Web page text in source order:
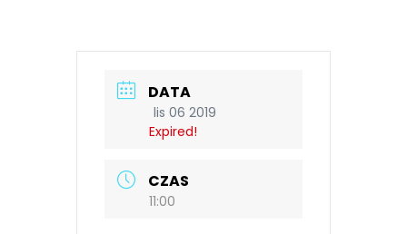
DATA
lis 06 2019
Expired!
CZAS
11:00